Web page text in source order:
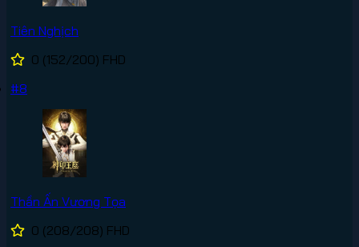
Tiên Nghịch
0 (152/200) FHD
#8
Thần Ấn Vương Tọa
0 (208/208) FHD